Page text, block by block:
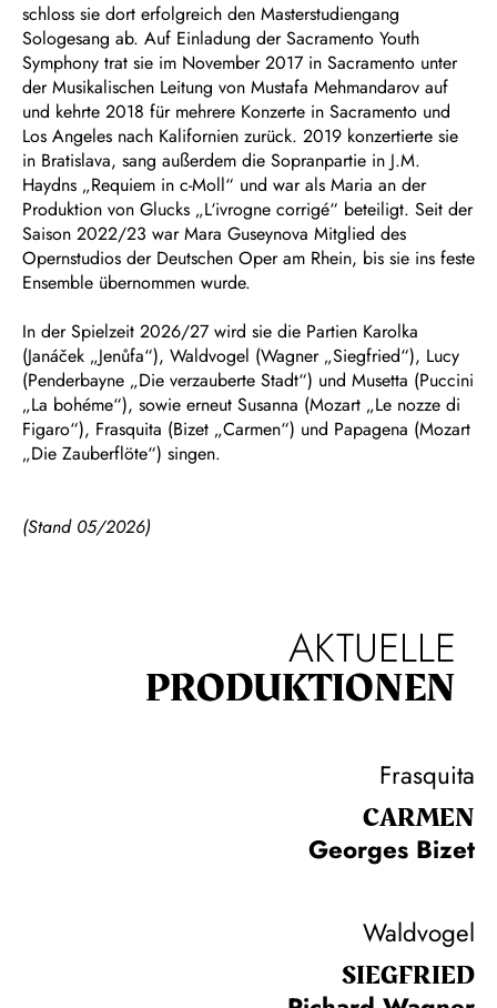
schloss sie dort erfolgreich den Masterstudiengang
Sologesang ab. Auf Einladung der Sacramento Youth
Symphony trat sie im November 2017 in Sacramento unter
der Musikalischen Leitung von Mustafa Mehmandarov auf
und kehrte 2018 für mehrere Konzerte in Sacramento und
Los Angeles nach Kalifornien zurück. 2019 konzertierte sie
in Bratislava, sang außerdem die Sopranpartie in J.M.
Haydns „Requiem in c-Moll“ und war als Maria an der
Produktion von Glucks „L‘ivrogne corrigé“ beteiligt. Seit der
Saison 2022/23 war Mara Guseynova Mitglied des
Opernstudios der Deutschen Oper am Rhein, bis sie ins feste
Ensemble übernommen wurde.
In der Spielzeit 2026/27 wird sie die Partien Karolka
(Janáček „Jenůfa“), Waldvogel (Wagner „Siegfried“), Lucy
(Penderbayne „Die verzauberte Stadt“) und Musetta (Puccini
„La bohéme“), sowie erneut Susanna (Mozart „Le nozze di
Figaro“), Frasquita (Bizet „Carmen“) und Papagena (Mozart
„Die Zauberflöte“) singen.
(Stand 05/2026)
AKTUELLE
PRODUKTIONEN
Frasquita
CARMEN
Georges Bizet
Waldvogel
SIEG­FRIED